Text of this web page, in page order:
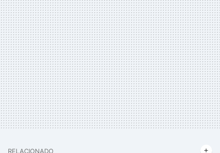
RELACIONADO